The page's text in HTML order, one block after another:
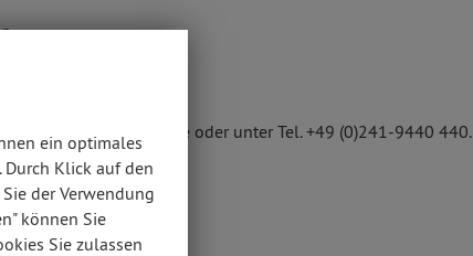
unter www.thuellen.de oder unter Tel. +49 (0)241-9440 440.
ein optimales
Klick auf den
der Verwendung
können Sie
Sie zulassen